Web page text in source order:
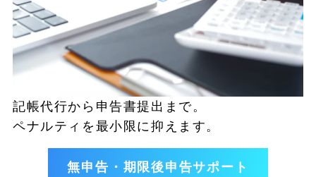
記帳代行から申告書提出まで。
ペナルティを最小限に抑えます。
無申告・期限後申告サポート